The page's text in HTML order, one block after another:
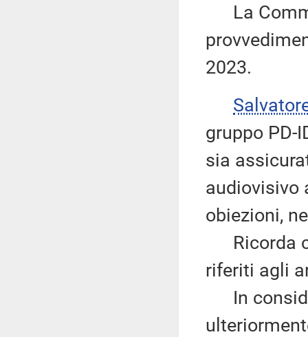
La
2023.
gruppo PD-
sia
audiovisivo
obiezioni,
Ricorda
riferiti agli
In